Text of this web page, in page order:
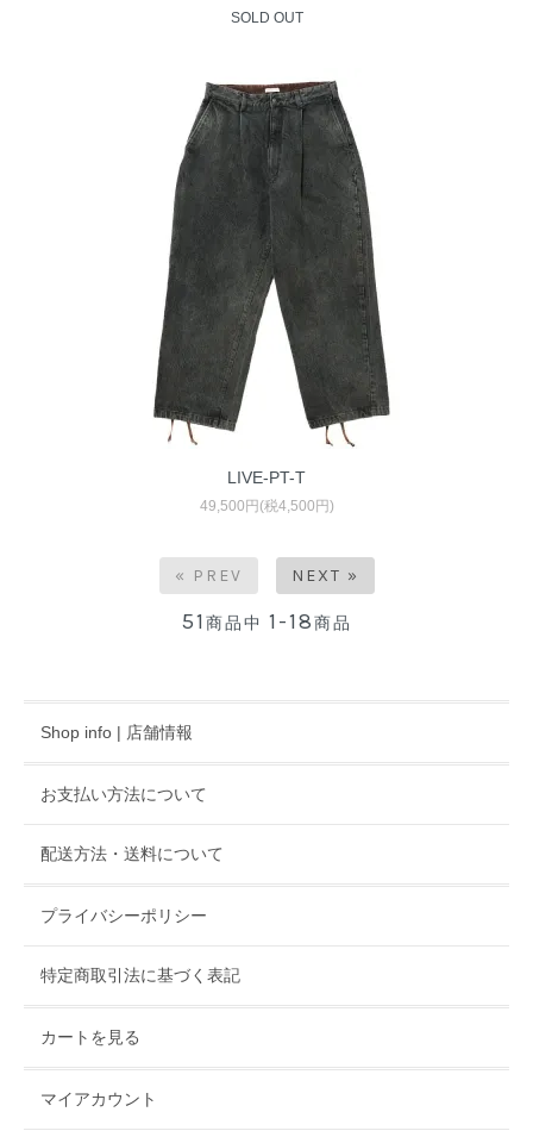
SOLD OUT
LIVE-PT-T
49,500円(税4,500円)
« PREV NEXT »
51 商品中 1-18商品
Shop info | 店舗情報
お支払い方法について
配送方法・送料について
プライバシーポリシー
特定商取引法に基づく表記
カートを見る
マイアカウント